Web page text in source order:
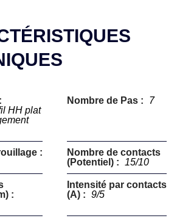
HH plat
Nombre de Pas : 7
:
Nombre de contacts
(Potentiel) :
15/10
:
Intensité par contacts
(A) : 9/5